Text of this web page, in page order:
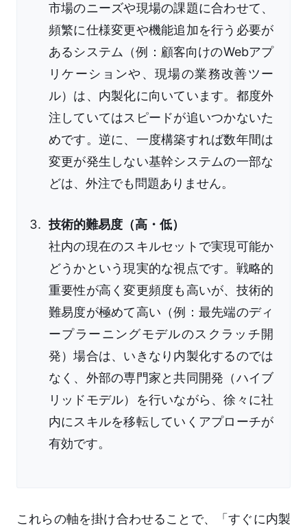
市場のニーズや現場の課題に合わせて、
頻繁に仕様変更や機能追加を行う必要が
あるシステム（例：顧客向けのWebアプ
リケーションや、現場の業務改善ツー
ル）は、内製化に向いています。都度外
注していてはスピードが追いつかないた
めです。逆に、一度構築すれば数年間は
変更が発生しない基幹システムの一部な
どは、外注でも問題ありません。
技術的難易度（高・低）
社内の現在のスキルセットで実現可能か
どうかという現実的な視点です。戦略的
重要性が高く変更頻度も高いが、技術的
難易度が極めて高い（例：最先端のディ
ープラーニングモデルのスクラッチ開
発）場合は、いきなり内製化するのでは
なく、外部の専門家と共同開発（ハイブ
リッドモデル）を行いながら、徐々に社
内にスキルを移転していくアプローチが
有効です。
これらの軸を掛け合わせることで、「すぐに内製